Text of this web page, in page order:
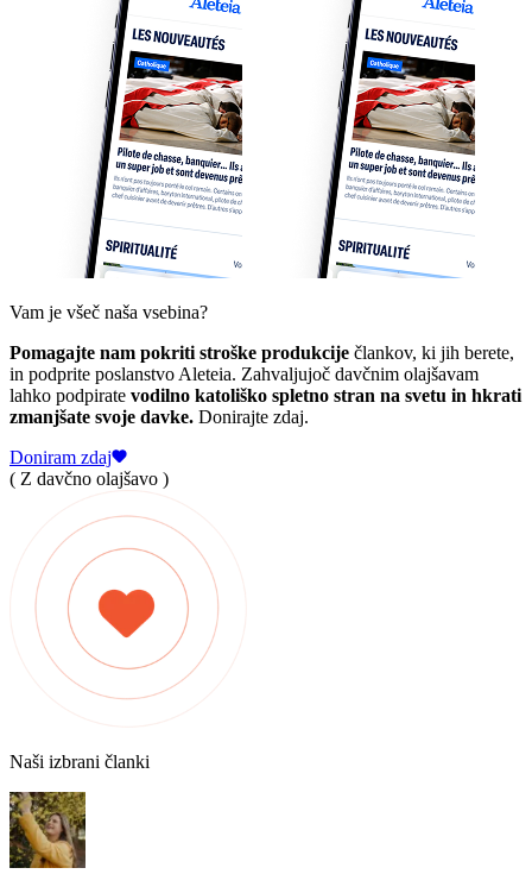
Vam je všeč naša vsebina?
Pomagajte nam pokriti stroške produkcije člankov, ki jih berete,
in podprite poslanstvo Aleteia. Zahvaljujoč davčnim olajšavam
lahko podpirate vodilno katoliško spletno stran na svetu in hkrati
zmanjšate svoje davke. Donirajte zdaj.
Doniram zdaj
( Z davčno olajšavo )
Naši izbrani članki